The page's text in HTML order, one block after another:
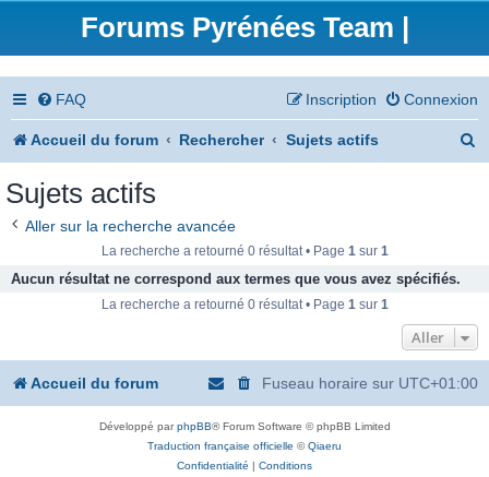
Forums Pyrénées Team |
FAQ Connexion
Inscription
Accueil du forum Rechercher Sujets actifs
e
Sujets actifs
Aller sur la recherche avancée
La recherche a retourné 0 résultat • Page 1sur 1
Aucun résultat ne correspond aux termes que vous avez spécifiés.
La recherche a retourné 0 résultat • Page 1sur 1
Aller
Accueil du forum Fuseau horaire sur UTC+01:00
Développé parphpBB® Forum Software © phpBB Limited
Traduction française officielle ©Qiaeru
Confidentialité | Conditions